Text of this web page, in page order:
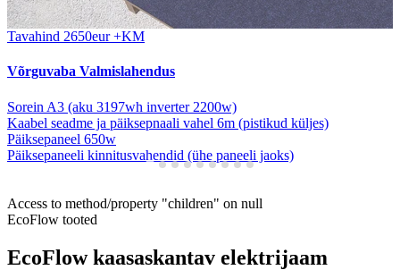
Tavahind 2650eur +KM
Võrguvaba Valmislahendus
Sorein A3 (aku 3197wh inverter 2200w)
Kaabel seadme ja päiksepnaali vahel 6m (pistikud küljes)
Päiksepaneel 650w
Päiksepaneeli kinnitusvahendid (ühe paneeli jaoks)
Access to method/property "children" on null
EcoFlow tooted
EcoFlow kaasaskantav elektrijaam